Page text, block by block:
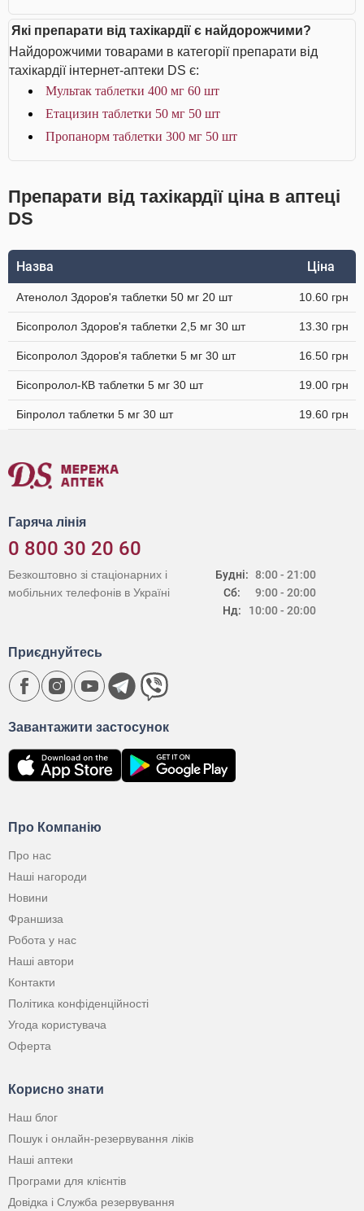
Які препарати від тахікардії є найдорожчими?
Найдорожчими товарами в категорії препарати від
тахікардії інтернет-аптеки DS є:
Мультак таблетки 400 мг 60 шт
Етацизин таблетки 50 мг 50 шт
Пропанорм таблетки 300 мг 50 шт
Препарати від тахікардії ціна в аптеці
DS
Назва Ціна
Атенолол Здоров'я таблетки 50 мг 20 шт 10.60 грн
Бісопролол Здоров'я таблетки 2,5 мг 30 шт 13.30 грн
Бісопролол Здоров'я таблетки 5 мг 30 шт 16.50 грн
Бісопролол-КВ таблетки 5 мг 30 шт 19.00 грн
Біпролол таблетки 5 мг 30 шт 19.60 грн
Гаряча лінія
0 800 30 20 60
Будні:
Сб:
Нд:
8:00 - 21:00
9:00 - 20:00
10:00 - 20:00
Безкоштовно зі стаціонарних і
мобільних телефонів в Україні
Про Компанію
Про нас
Наші нагороди
Новини
Франшиза
Робота у нас
Наші автори
Контакти
Політика конфіденційності
Угода користувача
Оферта
Корисно знати
Наш блог
Пошук і онлайн-резервування ліків
Наші аптеки
Програми для клієнтів
Довідка і Служба резервування
Завантажити застосунок
Приєднуйтесь